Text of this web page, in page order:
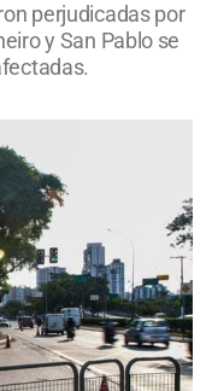
perjudicadas por
y San Pablo se